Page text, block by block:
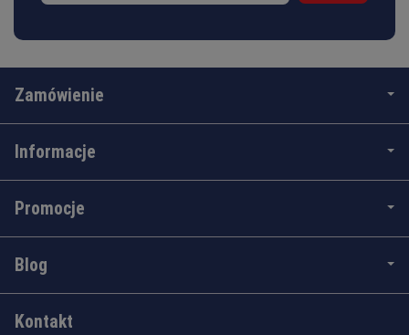
Zamówienie
Informacje
Promocje
Blog
Kontakt